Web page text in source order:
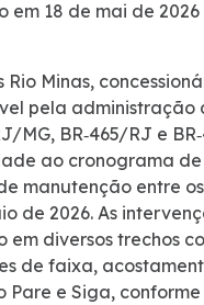
de Tráfego
e Descanso – PPD
em 18 de mai de 2026
Rio Minas,
pela administração
MG, BR‑465/RJ e
ao cronograma de
manutenção entre
de 2026. As
em diversos trechos
de faixa,
Pare e Siga,